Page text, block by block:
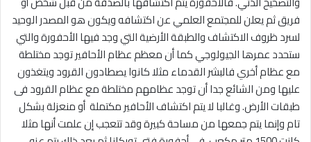
فريق ثم يعلن للمجتمع العلمي عن اكتشافه ويكون هو المصدر الوحيد
لسرد ظروف الاكتشاف والطبقة الأرضية التي وجد فيها الأحفورة والتي
ستحدد عمرها الجيولوجي كما أن معظم عظام الأحافير توجد مختلطة
مع عظام أخري فالبشر القدماء مثلا كانوا يصطادون القرود ويتغذون
عليها ومن الشائع جدا أن توجد عظامهم مختلطة مع عظام القرود فى
طبقات الأرض. وغالبا لا يتم اكتشاف الأحافير مكتملة أو منعزلة بشكل
تام وإنما يتم جمعها من مساحة كبيرة وقد تتعجب إن علمت أنها مثلا